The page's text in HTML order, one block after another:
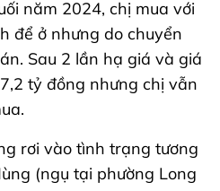
năm 2024, chị mua với
để ở nhưng do chuyển
Sau 2 lần hạ giá và giá
tỷ đồng nhưng chị vẫn
rơi vào tình trạng tương
(ngụ tại phường Long